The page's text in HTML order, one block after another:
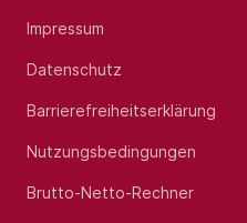
Impressum
Datenschutz
Barrierefreiheitserklärung
Nutzungsbedingungen
Brutto-Netto-Rechner